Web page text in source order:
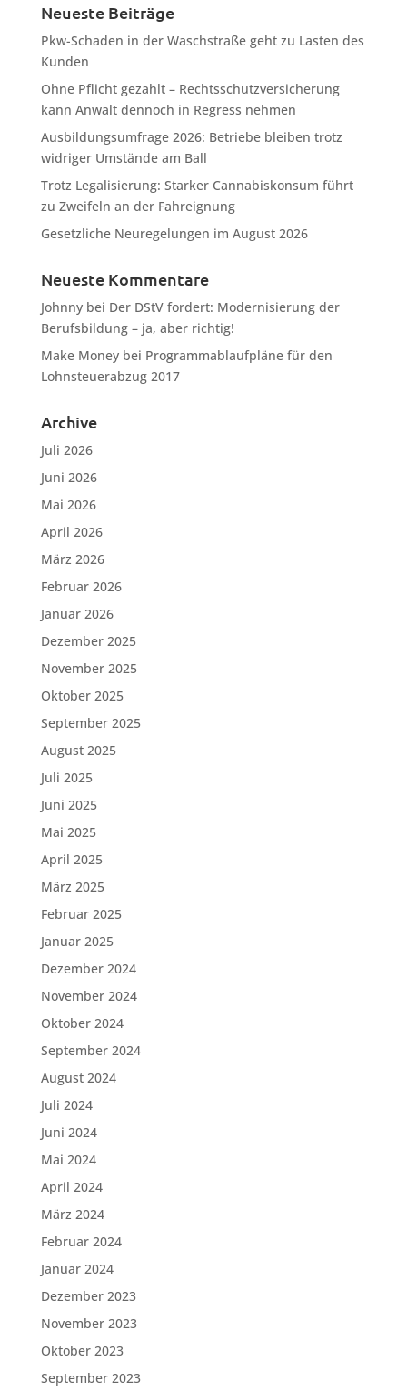
Neueste Beiträge
Pkw-Schaden in der Waschstraße geht zu Lasten des
Kunden
Ohne Pflicht gezahlt – Rechtsschutzversicherung
kann Anwalt dennoch in Regress nehmen
Ausbildungsumfrage 2026: Betriebe bleiben trotz
widriger Umstände am Ball
Trotz Legalisierung: Starker Cannabiskonsum führt
zu Zweifeln an der Fahreignung
Gesetzliche Neuregelungen im August 2026
Neueste Kommentare
Johnnybei Der DStV fordert: Modernisierung der
Berufsbildung – ja, aber richtig!
Make Moneybei Programmablaufpläne für den
Lohnsteuerabzug 2017
Archive
Juli 2026
Juni 2026
Mai 2026
April 2026
März 2026
Februar 2026
Januar 2026
Dezember 2025
November 2025
Oktober 2025
September 2025
August 2025
Juli 2025
Juni 2025
Mai 2025
April 2025
März 2025
Februar 2025
Januar 2025
Dezember 2024
November 2024
Oktober 2024
September 2024
August 2024
Juli 2024
Juni 2024
Mai 2024
April 2024
März 2024
Februar 2024
Januar 2024
Dezember 2023
November 2023
Oktober 2023
September 2023